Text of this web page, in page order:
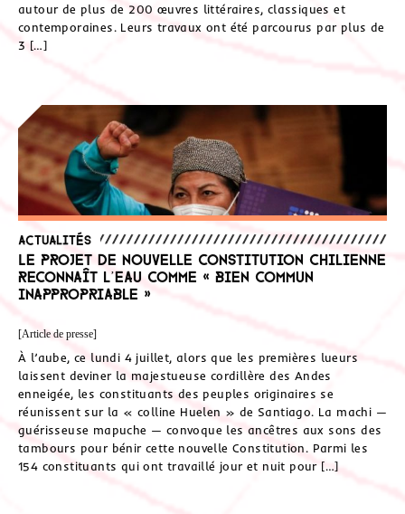
autour de plus de 200 œuvres littéraires, classiques et
contemporaines. Leurs travaux ont été parcourus par plus de
3 […]
Actualités
Le projet de nouvelle constitution chilienne
reconnaît l’eau comme « bien commun
inappropriable »
[Article de presse]
À l’aube, ce lundi 4 juillet, alors que les premières lueurs
laissent deviner la majestueuse cordillère des Andes
enneigée, les constituants des peuples originaires se
réunissent sur la « colline Huelen » de Santiago. La machi —
guérisseuse mapuche — convoque les ancêtres aux sons des
tambours pour bénir cette nouvelle Constitution. Parmi les
154 constituants qui ont travaillé jour et nuit pour […]